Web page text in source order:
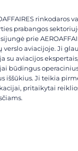
rinkodaros
prabangos
prie
verslo aviacijoje. Ji
su aviacijos
būdingus
iššūkius. Ji teikia
pritaikytai